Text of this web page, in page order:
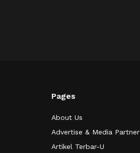
Pages
About Us
Advertise & Media Partner
Artikel Terbar-U